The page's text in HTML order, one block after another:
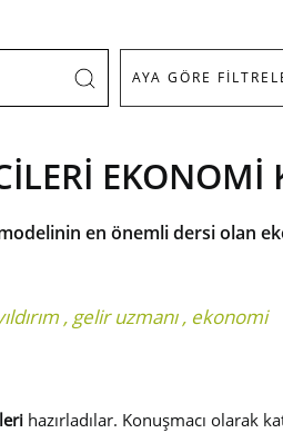
EKONOMİ
en önemli dersi olan
, gelir uzmanı, ekonomi
hazırladılar. Konuşmacı olarak